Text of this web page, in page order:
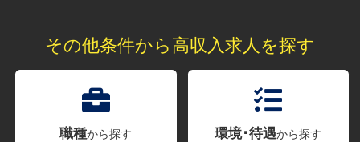
その他条件から高収入求人を探す
職種から探す 環境･待遇から探す